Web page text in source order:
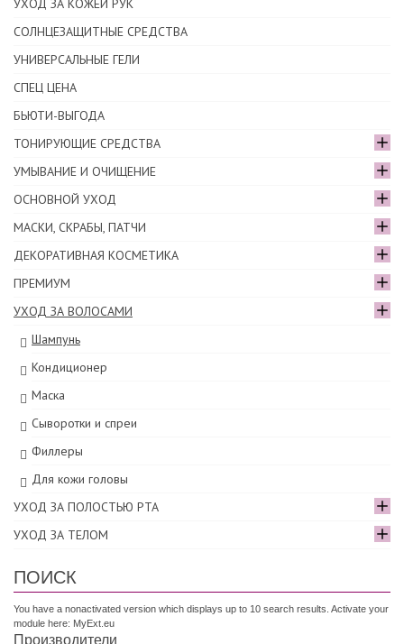
УХОД ЗА КОЖЕЙ РУК
СОЛНЦЕЗАЩИТНЫЕ СРЕДСТВА
УНИВЕРСАЛЬНЫЕ ГЕЛИ
СПЕЦ ЦЕНА
БЬЮТИ-ВЫГОДА
ТОНИРУЮЩИЕ СРЕДСТВА
УМЫВАНИЕ И ОЧИЩЕНИЕ
ОСНОВНОЙ УХОД
МАСКИ, СКРАБЫ, ПАТЧИ
ДЕКОРАТИВНАЯ КОСМЕТИКА
ПРЕМИУМ
УХОД ЗА ВОЛОСАМИ
Шампунь
Кондиционер
Маска
Сыворотки и спреи
Филлеры
Для кожи головы
УХОД ЗА ПОЛОСТЬЮ РТА
УХОД ЗА ТЕЛОМ
ПОИСК
You have a nonactivated version which displays up to 10 search results. Activate your
module here: MyExt.eu
Производители